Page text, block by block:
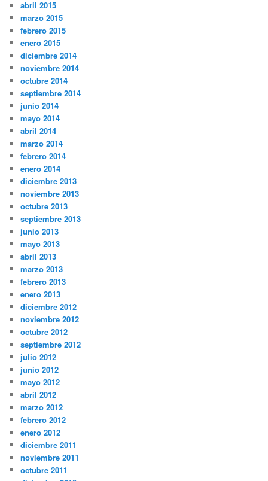
abril 2015
marzo 2015
febrero 2015
enero 2015
diciembre 2014
noviembre 2014
octubre 2014
septiembre 2014
junio 2014
mayo 2014
abril 2014
marzo 2014
febrero 2014
enero 2014
diciembre 2013
noviembre 2013
octubre 2013
septiembre 2013
junio 2013
mayo 2013
abril 2013
marzo 2013
febrero 2013
enero 2013
diciembre 2012
noviembre 2012
octubre 2012
septiembre 2012
julio 2012
junio 2012
mayo 2012
abril 2012
marzo 2012
febrero 2012
enero 2012
diciembre 2011
noviembre 2011
octubre 2011